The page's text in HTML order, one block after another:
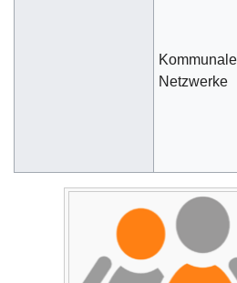
Kommunale
Netzwerke